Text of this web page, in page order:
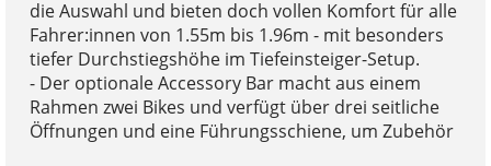
die Auswahl und bieten doch vollen Komfort für alle
Fahrer:innen von 1.55m bis 1.96m - mit besonders
tiefer Durchstiegshöhe im Tiefeinsteiger-Setup.
- Der optionale Accessory Bar macht aus einem
Rahmen zwei Bikes und verfügt über drei seitliche
Öffnungen und eine Führungsschiene, um Zubehör